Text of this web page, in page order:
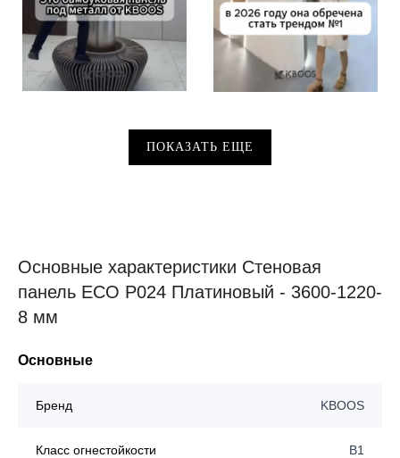
ПОКАЗАТЬ ЕЩЕ
Основные характеристики Стеновая
панель ECO P024 Платиновый - 3600-1220-
8 мм
Основные
Бренд KBOOS
Класс огнестойкости B1